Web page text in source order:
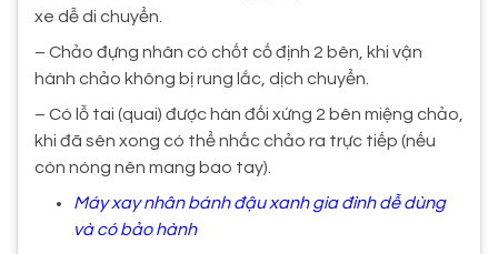
xe dễ di chuyển.
– Chảo đựng nhân có chốt cố định 2 bên, khi vận
hành chảo không bị rung lắc, dịch chuyển.
– Có lỗ tai (quai) được hàn đối xứng 2 bên miệng chảo,
khi đã sên xong có thể nhấc chảo ra trực tiếp (nếu
còn nóng nên mang bao tay).
Máy xay nhân bánh đậu xanh gia đình dễ dùng
và có bảo hành